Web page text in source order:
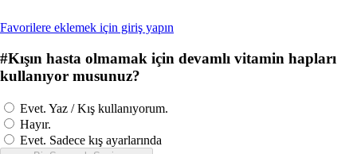
Favorilere eklemek için giriş yapın
#Kışın hasta olmamak için devamlı vitamin hapları
kullanıyor musunuz?
Evet. Yaz / Kış kullanıyorum.
Hayır.
Evet. Sadece kış ayarlarında